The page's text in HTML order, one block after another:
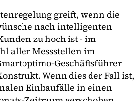
greift, wenn die
nach intelligenten
zu hoch ist - im
aller Messstellen im
Geschäftsführer
Wenn dies der Fall ist,
Einbaufälle in einen